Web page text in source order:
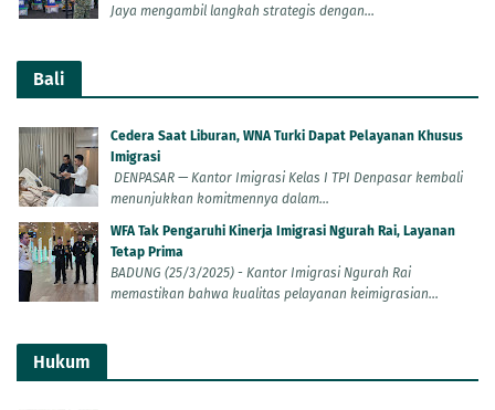
Jaya mengambil langkah strategis dengan...
Bali
Cedera Saat Liburan, WNA Turki Dapat Pelayanan Khusus
Imigrasi
DENPASAR — Kantor Imigrasi Kelas I TPI Denpasar kembali
menunjukkan komitmennya dalam...
WFA Tak Pengaruhi Kinerja Imigrasi Ngurah Rai, Layanan
Tetap Prima
BADUNG (25/3/2025) - Kantor Imigrasi Ngurah Rai
memastikan bahwa kualitas pelayanan keimigrasian...
Hukum